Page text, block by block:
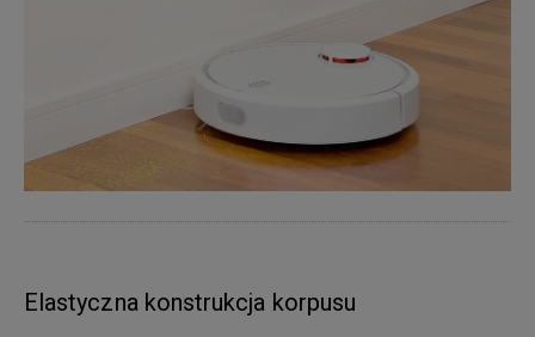
Elastyczna konstrukcja korpusu